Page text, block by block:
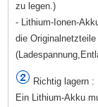
zu legen.)
- Lithium-Ionen-
die
Richtig lagern :
Ein Lithium-Akku